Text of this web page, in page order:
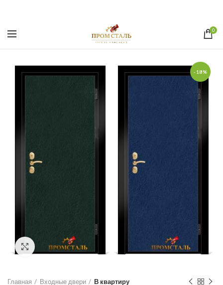
0
-18%
Click to enlarge
Главная Входные двери В квартиру